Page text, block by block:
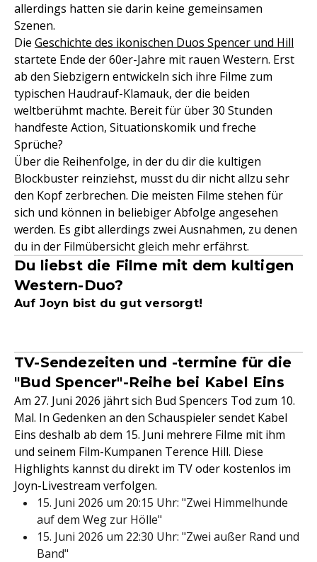
allerdings hatten sie darin keine gemeinsamen
Szenen.
Die Geschichte des ikonischen Duos Spencer und Hill
startete Ende der 60er-Jahre mit rauen Western. Erst
ab den Siebzigern entwickeln sich ihre Filme zum
typischen Haudrauf-Klamauk, der die beiden
weltberühmt machte. Bereit für über 30 Stunden
handfeste Action, Situationskomik und freche
Sprüche?
Über die Reihenfolge, in der du dir die kultigen
Blockbuster reinziehst, musst du dir nicht allzu sehr
den Kopf zerbrechen. Die meisten Filme stehen für
sich und können in beliebiger Abfolge angesehen
werden. Es gibt allerdings zwei Ausnahmen, zu denen
du in der Filmübersicht gleich mehr erfährst.
Du liebst die Filme mit dem kultigen
Western-Duo?
Auf Joyn bist du gut versorgt!
TV-Sendezeiten und -termine für die
"Bud Spencer"-Reihe bei Kabel Eins
Am 27. Juni 2026 jährt sich Bud Spencers Tod zum 10.
Mal. In Gedenken an den Schauspieler sendet Kabel
Eins deshalb ab dem 15. Juni mehrere Filme mit ihm
und seinem Film-Kumpanen Terence Hill. Diese
Highlights kannst du direkt im TV oder kostenlos im
Joyn-Livestream verfolgen.
15. Juni 2026 um 20:15 Uhr: "Zwei Himmelhunde
auf dem Weg zur Hölle"
15. Juni 2026 um 22:30 Uhr: "Zwei außer Rand und
Band"